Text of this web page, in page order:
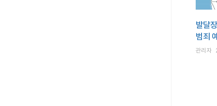
발달
범죄
관리자